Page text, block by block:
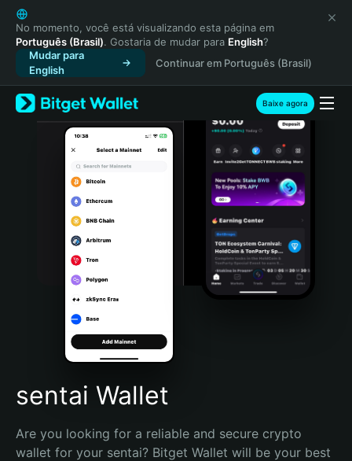
English
日本語
Tiếng Việt
Русский
Español (Latinoamérica)
Türkçe
Italiano
Português (Portugal)
Bahasa Indonesia
Português (Brasil)
Español (Argentina)
No momento, você está visualizando esta página em
Português (Brasil). Gostaria de mudar para English?
Mudar para
English
Continuar em Português (Brasil)
Baixe agora
sentai Wallet
Are you looking for a reliable and secure crypto
wallet for your sentai? Bitget Wallet will be your best